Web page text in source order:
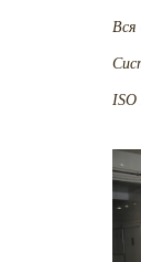
Вся
ISO